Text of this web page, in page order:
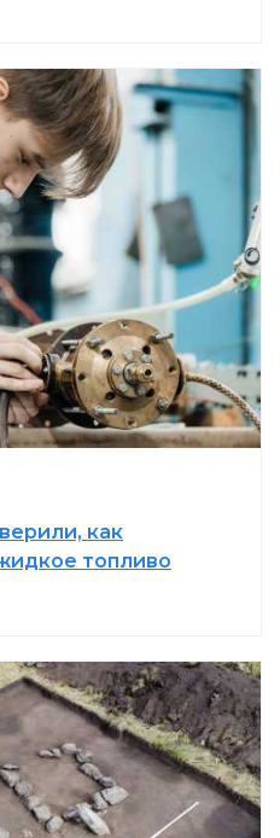
как
топливо